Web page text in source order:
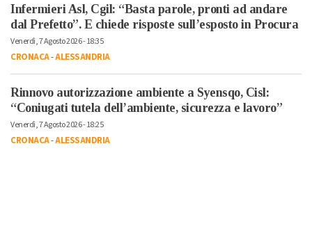
Infermieri Asl, Cgil: “Basta parole, pronti ad andare
dal Prefetto”. E chiede risposte sull’esposto in Procura
Venerdì, 7 Agosto 2026 - 18:35
CRONACA-ALESSANDRIA
Rinnovo autorizzazione ambiente a Syensqo, Cisl:
“Coniugati tutela dell’ambiente, sicurezza e lavoro”
Venerdì, 7 Agosto 2026 - 18:25
CRONACA-ALESSANDRIA